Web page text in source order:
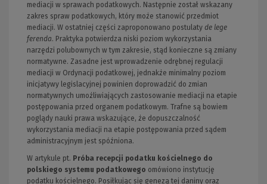
mediacji w sprawach podatkowych. Następnie został wskazany
zakres spraw podatkowych, który może stanowić przedmiot
mediacji. W ostatniej części zaproponowano postulaty de lege
ferenda. Praktyka potwierdza niski poziom wykorzystania
narzędzi polubownych w tym zakresie, stąd konieczne są zmiany
normatywne. Zasadne jest wprowadzenie odrębnej regulacji
mediacji w Ordynacji podatkowej, jednakże minimalny poziom
inicjatywy legislacyjnej powinien doprowadzić do zmian
normatywnych umożliwiających zastosowanie mediacji na etapie
postępowania przed organem podatkowym. Trafne są bowiem
poglądy nauki prawa wskazujące, że dopuszczalność
wykorzystania mediacji na etapie postępowania przed sądem
administracyjnym jest spóźniona.
W artykule pt. Próba recepcji podatku kościelnego do
polskiego systemu podatkowego omówiono instytucję
podatku kościelnego. Posiłkując się genezą tej daniny oraz